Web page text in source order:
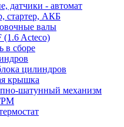
датчики - автомат
стартер, АКБ
валы
(1.6 Acteco)
в сборе
цилиндров
крышка
шатунный механизм